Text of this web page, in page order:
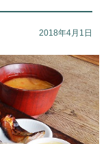
2018年4月1日